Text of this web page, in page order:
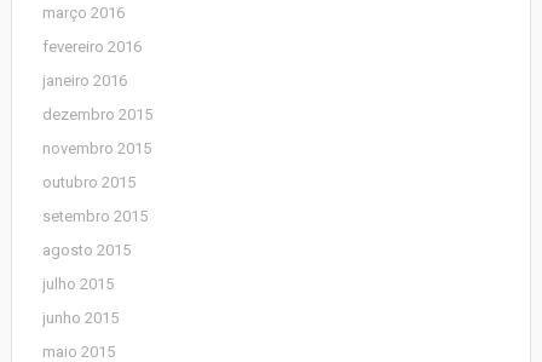
março 2016
fevereiro 2016
janeiro 2016
dezembro 2015
novembro 2015
outubro 2015
setembro 2015
agosto 2015
julho 2015
junho 2015
maio 2015